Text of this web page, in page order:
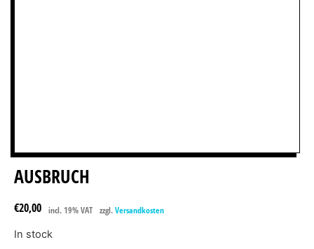
AUSBRUCH
€20,00 incl. 19% VAT zzgl. Versandkosten
In stock